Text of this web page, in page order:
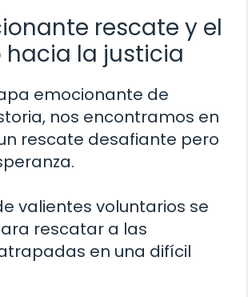
rescate y el
la justicia
emocionante de
nos encontramos en
rescate desafiante pero
valientes voluntarios se
rescatar a las
en una difícil